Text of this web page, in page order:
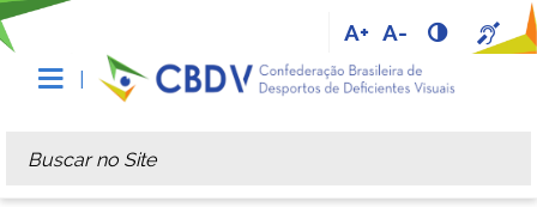
A+ A-
Busca
Busca Avançada…